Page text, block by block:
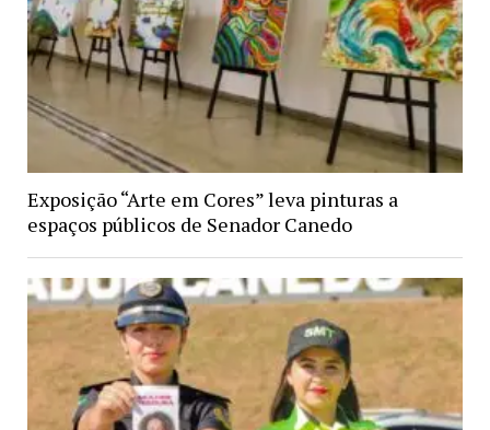
Exposição “Arte em Cores” leva pinturas a
espaços públicos de Senador Canedo